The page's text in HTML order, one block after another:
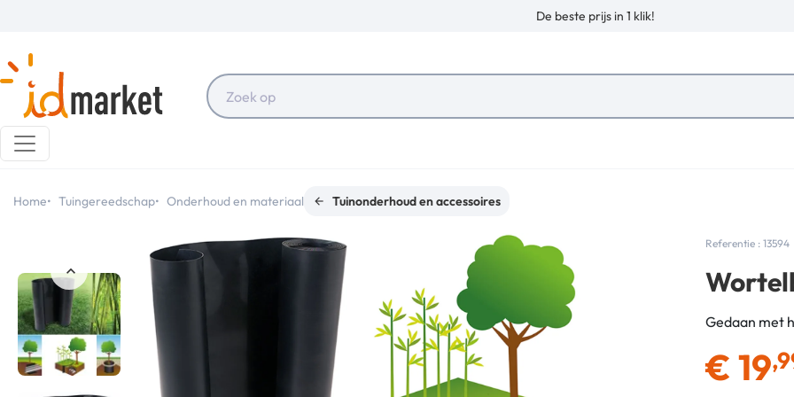
De beste prijs in 1 klik!
Home Tuingereedschap Onderhoud en materiaal Tuinonderhoud en accessoires
Referentie : 13594
Gedaan met
€ 19